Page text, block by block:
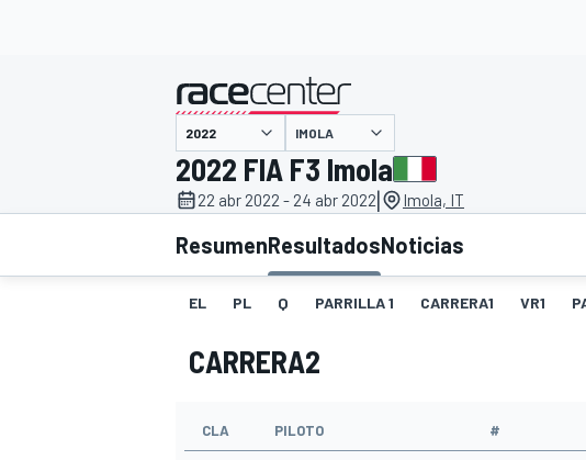
INDYCAR WRC
presentado por
IMOLA
2022 FIA F3 Imola
22 abr 2022 - 24 abr 2022| Imola, IT
ResumenResultadosNoticias
EL PL Q PARRILLA 1 CARRERA1 VR1
CARRERA2
CLA PILOTO #